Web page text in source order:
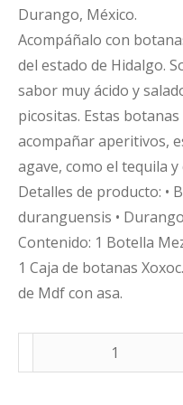
Durango, México.
Acompáñalo con
del estado de Hidalgo.
sabor muy ácido y
picositas. Estas
acompañar aperitivos,
agave, como el tequila y
Detalles de producto: •
duranguensis •
Contenido: 1 Botella
1 Caja de botanas
de Mdf con asa.